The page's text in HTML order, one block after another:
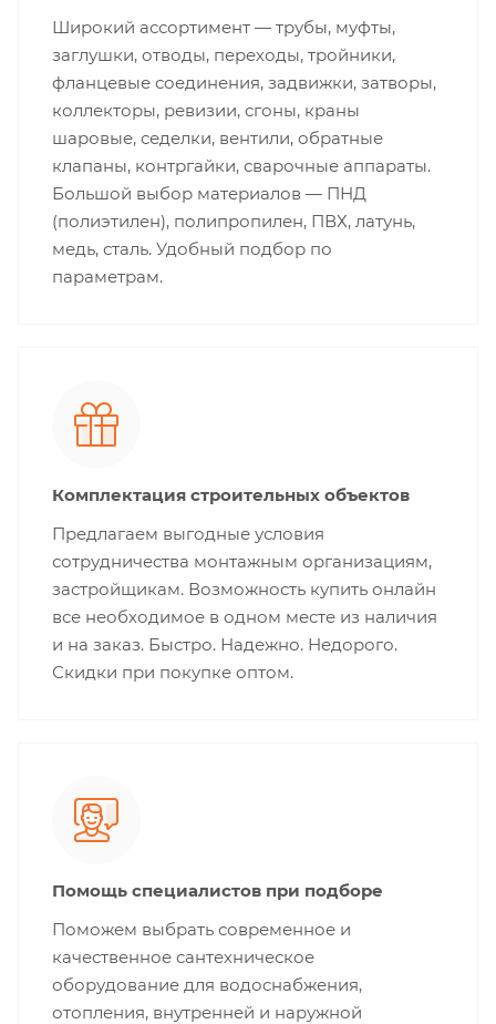
Широкий ассортимент — трубы, муфты,
заглушки, отводы, переходы, тройники,
фланцевые соединения, задвижки, затворы,
коллекторы, ревизии, сгоны, краны
шаровые, седелки, вентили, обратные
клапаны, контргайки, сварочные аппараты.
Большой выбор материалов — ПНД
(полиэтилен), полипропилен, ПВХ, латунь,
медь, сталь. Удобный подбор по
параметрам.
Комплектация строительных объектов
Предлагаем выгодные условия
сотрудничества монтажным организациям,
застройщикам. Возможность купить онлайн
все необходимое в одном месте из наличия
и на заказ. Быстро. Надежно. Недорого.
Скидки при покупке оптом.
Помощь специалистов при подборе
Поможем выбрать современное и
качественное сантехническое
оборудование для водоснабжения,
отопления, внутренней и наружной